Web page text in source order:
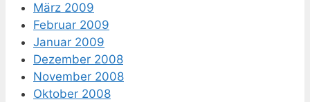
März 2009
Februar 2009
Januar 2009
Dezember 2008
November 2008
Oktober 2008